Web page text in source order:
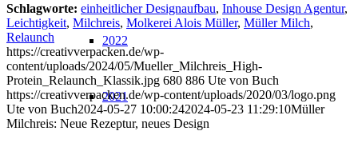
2022
2021
Schlagworte: einheitlicher Designaufbau, Inhouse Design Agentur,
Leichtigkeit, Milchreis, Molkerei Alois Müller, Müller Milch,
Relaunch
https://creativverpacken.de/wp-
content/uploads/2024/05/Mueller_Milchreis_High-
Protein_Relaunch_Klassik.jpg 680 886 Ute von Buch
https://creativverpacken.de/wp-content/uploads/2020/03/logo.png
Ute von Buch2024-05-27 10:00:242024-05-23 11:29:10Müller
Milchreis: Neue Rezeptur, neues Design